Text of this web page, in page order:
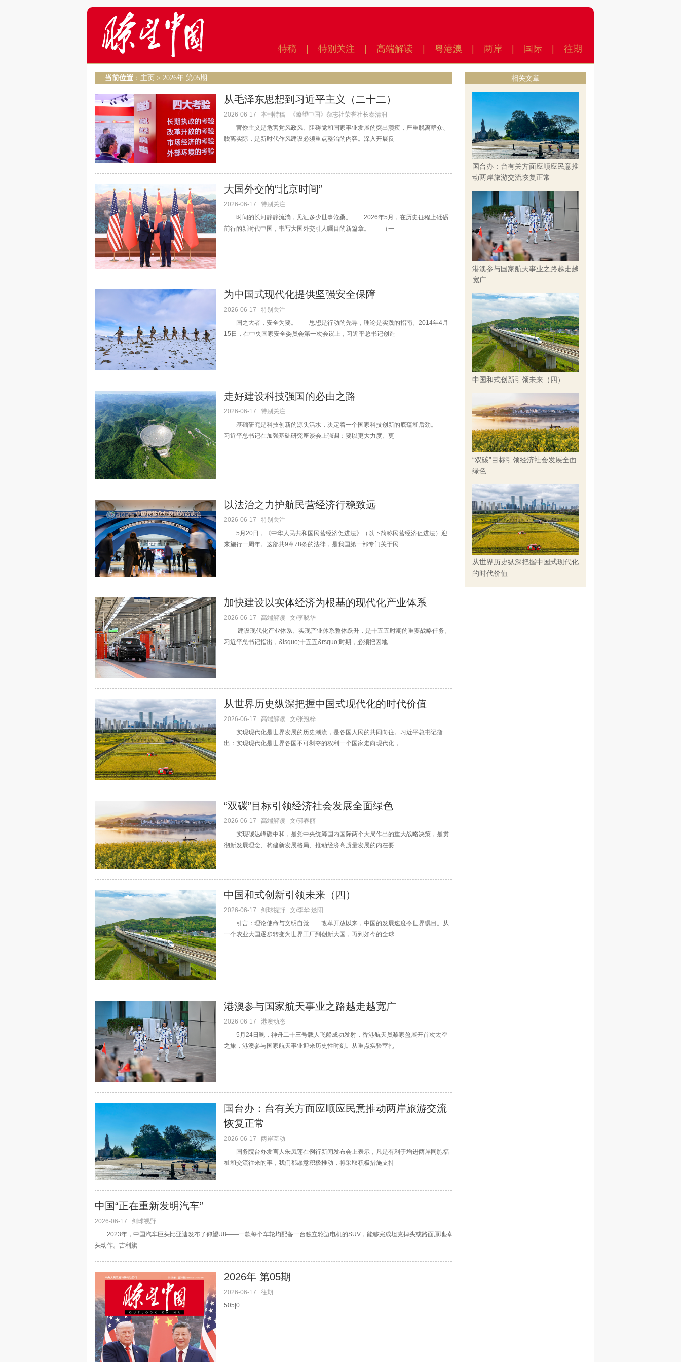
特稿 特别关注 高端解读 粤港澳 两岸 国际 往期
当前位置 ： 主页 > 2026年 第05期
从毛泽东思想到习近平主义（二十二）
2026-06-17 本刊特稿
《瞭望中国》杂志社荣誉社长秦清润
官僚主义是危害党风政风、阻碍党和国家事业发展的突出顽疾，严重脱离群众、
脱离实际，是新时代作风建设必须重点整治的内容。深入开展反
大国外交的“北京时间”
2026-06-17
特别关注
时间的长河静静流淌，见证多少世事沧桑。 2026年5月，在历史征程上砥砺
前行的新时代中国，书写大国外交引人瞩目的新篇章。 （一
为中国式现代化提供坚强安全保障
2026-06-17
特别关注
国之大者，安全为要。 思想是行动的先导，理论是实践的指南。2014年4月
15日，在中央国家安全委员会第一次会议上，习近平总书记创造
走好建设科技强国的必由之路
2026-06-17
特别关注
基础研究是科技创新的源头活水，决定着一个国家科技创新的底蕴和后劲。
习近平总书记在加强基础研究座谈会上强调：要以更大力度、更
以法治之力护航民营经济行稳致远
2026-06-17
特别关注
5月20日，《中华人民共和国民营经济促进法》（以下简称民营经济促进法）迎
来施行一周年。这部共9章78条的法律，是我国第一部专门关于民
加快建设以实体经济为根基的现代化产业体系
2026-06-17 高端解读
文/李晓华
建设现代化产业体系、实现产业体系整体跃升，是十五五时期的重要战略任务。
习近平总书记指出，&lsquo;十五五&rsquo;时期，必须把因地
从世界历史纵深把握中国式现代化的时代价值
2026-06-17 高端解读
文/张冠梓
实现现代化是世界发展的历史潮流，是各国人民的共同向往。习近平总书记指
出：实现现代化是世界各国不可剥夺的权利一个国家走向现代化，
“双碳”目标引领经济社会发展全面绿色
2026-06-17 高端解读
文/郭春丽
实现碳达峰碳中和，是党中央统筹国内国际两个大局作出的重大战略决策，是贯
彻新发展理念、构建新发展格局、推动经济高质量发展的内在要
中国和式创新引领未来（四）
2026-06-17 剑球视野
文/李华 逯阳
引言：理论使命与文明自觉 改革开放以来，中国的发展速度令世界瞩目。从
一个农业大国逐步转变为世界工厂到创新大国，再到如今的全球
港澳参与国家航天事业之路越走越宽广
2026-06-17
港澳动态
5月24日晚，神舟二十三号载人飞船成功发射，香港航天员黎家盈展开首次太空
之旅，港澳参与国家航天事业迎来历史性时刻。从重点实验室扎
国台办：台有关方面应顺应民意推动两岸旅游交流
恢复正常
2026-06-17
两岸互动
国务院台办发言人朱凤莲在例行新闻发布会上表示，凡是有利于增进两岸同胞福
祉和交流往来的事，我们都愿意积极推动，将采取积极措施支持
中国“正在重新发明汽车”
2026-06-17
剑球视野
2023年，中国汽车巨头比亚迪发布了仰望U8——一款每个车轮均配备一台独立轮边电机的SUV，能够完成坦克掉头或路面原地掉
头动作。吉利旗
2026年 第05期
2026-06-17
往期
505|0
相关文章
国台办：台有关方面应顺应民意推
动两岸旅游交流恢复正常
港澳参与国家航天事业之路越走越
宽广
中国和式创新引领未来（四）
“双碳”目标引领经济社会发展全面
绿色
从世界历史纵深把握中国式现代化
的时代价值